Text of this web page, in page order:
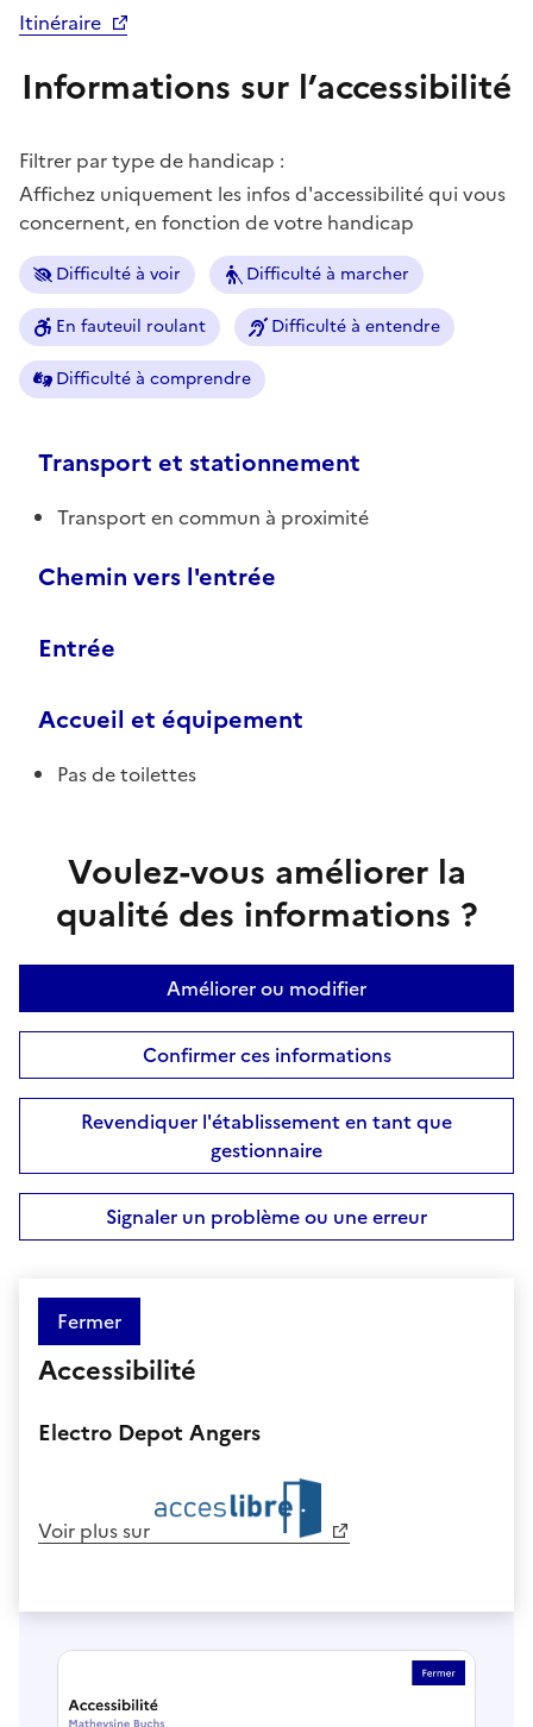
Itinéraire
Informations sur l’accessibilité
Filtrer par type de handicap :
Affichez uniquement les infos d'accessibilité qui vous
concernent, en fonction de votre handicap
Difficulté à voir Difficulté à marcher
En fauteuil roulant Difficulté à entendre
Difficulté à comprendre
Transport et stationnement
Transport en commun à proximité
Chemin vers l'entrée
Entrée
Accueil et équipement
Pas de toilettes
Voulez-vous améliorer la
qualité des informations ?
Améliorer ou modifier
Confirmer ces informations
Revendiquer l'établissement en tant que
gestionnaire
Signaler un problème ou une erreur
Fermer
Accessibilité
Electro Depot Angers
Voir plus sur